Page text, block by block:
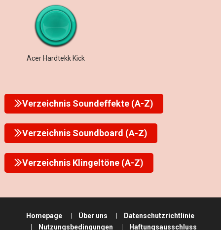
Acer Hardtekk Kick
Verzeichnis Soundeffekte (A-Z)
Verzeichnis Soundboard (A-Z)
Verzeichnis Klingeltöne (A-Z)
Homepage Über uns
Datenschutzrichtlinie
Nutzungsbedingungen
Haftungsausschluss